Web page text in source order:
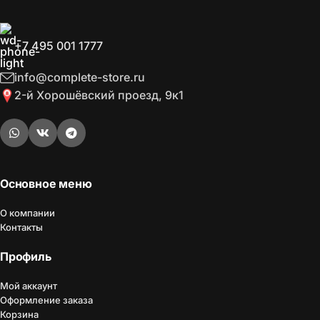
+7 495 001 1777
info@complete-store.ru
2-й Хорошёвский проезд, 9к1
Основное меню
О компании
Контакты
Профиль
Мой аккаунт
Оформление заказа
Корзина